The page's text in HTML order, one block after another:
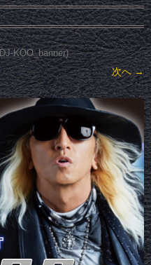
DJ-KOO_banner)
次へ →